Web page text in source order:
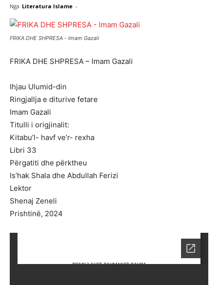
Nga Literatura Islame -
FRIKA DHE SHPRESA - Imam Gazali
FRIKA DHE SHPRESA – Imam Gazali
Ihjau Ulumid-din
Ringjallja e diturive fetare
Imam Gazali
Titulli i origjinalit:
Kitabu’l- havf ve’r- rexha
Libri 33
Përgatiti dhe përktheu
Is’hak Shala dhe Abdullah Ferizi
Lektor
Shenaj Zeneli
Prishtinë, 2024